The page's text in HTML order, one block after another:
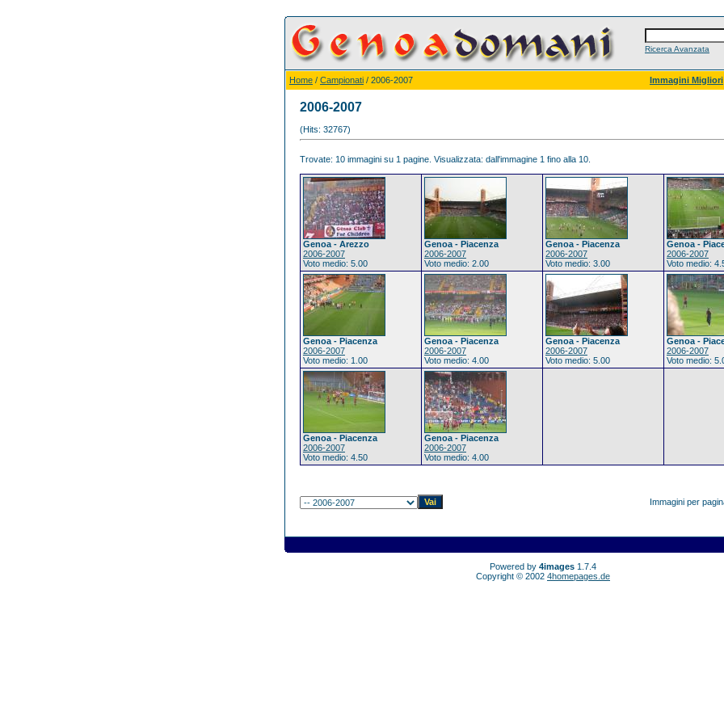
Ricerca Avanzata
Home / Campionati / 2006-2007 Immagini Migliori
2006-2007
(Hits: 32767)
Trovate: 10 immagini su 1 pagine. Visualizzata: dall'immagine 1 fino alla 10.
Genoa - Arezzo
2006-2007
Voto medio: 5.00
Genoa - Piacenza
2006-2007
Voto medio: 2.00
Genoa - Piacenza
2006-2007
Voto medio: 3.00
Genoa -
2006-2007
Voto medio:
Genoa - Piacenza
2006-2007
Voto medio: 1.00
Genoa - Piacenza
2006-2007
Voto medio: 4.00
Genoa - Piacenza
2006-2007
Voto medio: 5.00
Genoa -
2006-2007
Voto medio:
Genoa - Piacenza
2006-2007
Voto medio: 4.50
Genoa - Piacenza
2006-2007
Voto medio: 4.00
Immagini per
Powered by 4images 1.7.4
Copyright © 2002 4homepages.de